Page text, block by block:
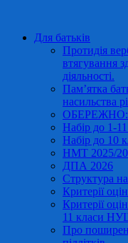
Для батьків
Протидія
втягування
діяльності.
Пам’ятка
насильства
Набір до 1-
Набір до 10
НМТ 2025/
ДПА 2026
Структура
Критерії
Критерії
11 класи
Про